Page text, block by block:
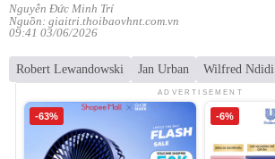
Nguyễn Đức Minh Trí
Nguồn: giaitri.thoibaovhnt.com.vn
09:41 03/06/2026
Robert Lewandowski Jan Urban Wilfred Ndidi
ADVERTISEMENT
-63% -6%